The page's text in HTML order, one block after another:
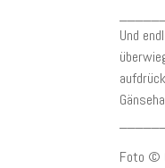
Und
Foto ©